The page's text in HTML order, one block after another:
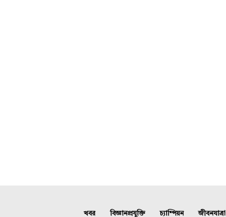
খবর বিজ্ঞানপ্রযুক্তি চ্যাম্পিয়ন জীবনযাত্রা